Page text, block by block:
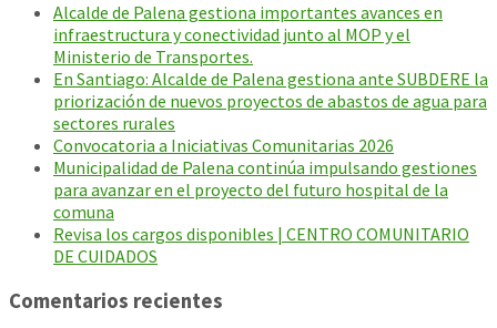
Alcalde de Palena gestiona importantes avances en
infraestructura y conectividad junto al MOP y el
Ministerio de Transportes.
En Santiago: Alcalde de Palena gestiona ante SUBDERE la
priorización de nuevos proyectos de abastos de agua para
sectores rurales
Convocatoria a Iniciativas Comunitarias 2026
Municipalidad de Palena continúa impulsando gestiones
para avanzar en el proyecto del futuro hospital de la
comuna
Revisa los cargos disponibles | CENTRO COMUNITARIO
DE CUIDADOS
Comentarios recientes